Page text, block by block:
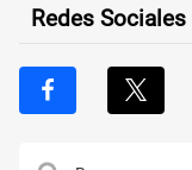
Redes Sociales